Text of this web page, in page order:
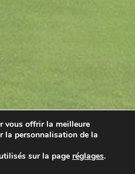
vous offrir la meilleure
la personnalisation de la
sur la page réglages.